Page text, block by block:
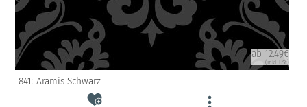
ab 12.49€
(inkl. USt)
841: Aramis Schwarz